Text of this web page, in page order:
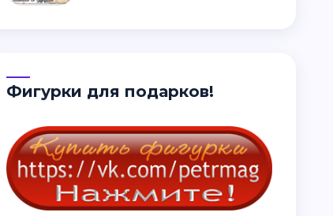
Фигурки для подарков!